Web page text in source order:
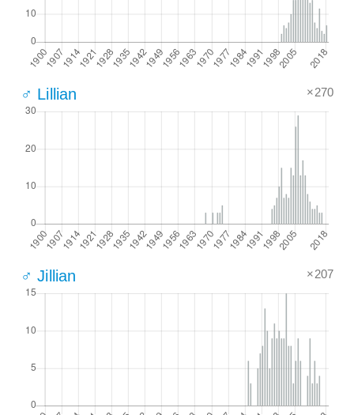
♂ Lillian ×270
♂ Jillian ×207